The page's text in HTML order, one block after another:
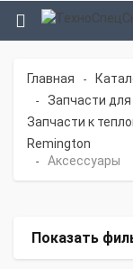
Главная -
- Запчасти
Запчасти к
Remington
- Аксессуары
Показать